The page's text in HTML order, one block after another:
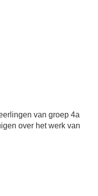
van groep 4a
over het werk van